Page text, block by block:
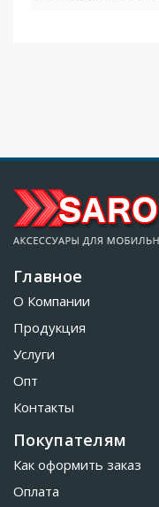
Главное
О Компании
Продукция
Услуги
Опт
Контакты
Покупателям
Как оформить заказ
Оплата